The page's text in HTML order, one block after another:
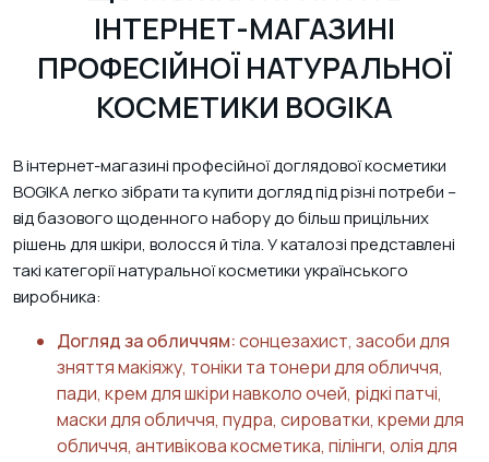
ІНТЕРНЕТ-МАГАЗИНІ
ПРОФЕСІЙНОЇ НАТУРАЛЬНОЇ
КОСМЕТИКИ BOGIKA
В інтернет-магазині професійної доглядової косметики
BOGIKA легко зібрати та купити догляд під різні потреби –
від базового щоденного набору до більш прицільних
рішень для шкіри, волосся й тіла. У каталозі представлені
такі категорії натуральної косметики українського
виробника:
Догляд за обличчям:сонцезахист, засоби для
зняття макіяжу, тоніки та тонери для обличчя,
пади, крем для шкіри навколо очей, рідкі патчі,
маски для обличчя, пудра, сироватки, креми для
обличчя, антивікова косметика, пілінги, олія для